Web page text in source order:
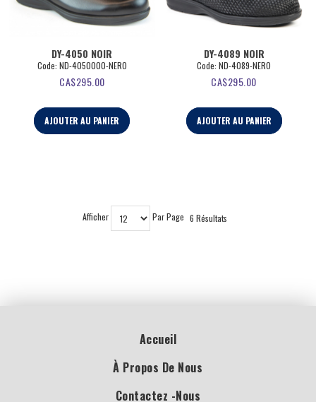
DY-4050 NOIR
Code: ND-4050000-NERO
CA$295.00
AJOUTER AU PANIER
DY-4089 NOIR
Code: ND-4089-NERO
CA$295.00
AJOUTER AU PANIER
Afficher Par Page 6 Résultats
Accueil
À Propos De Nous
Contactez -nous